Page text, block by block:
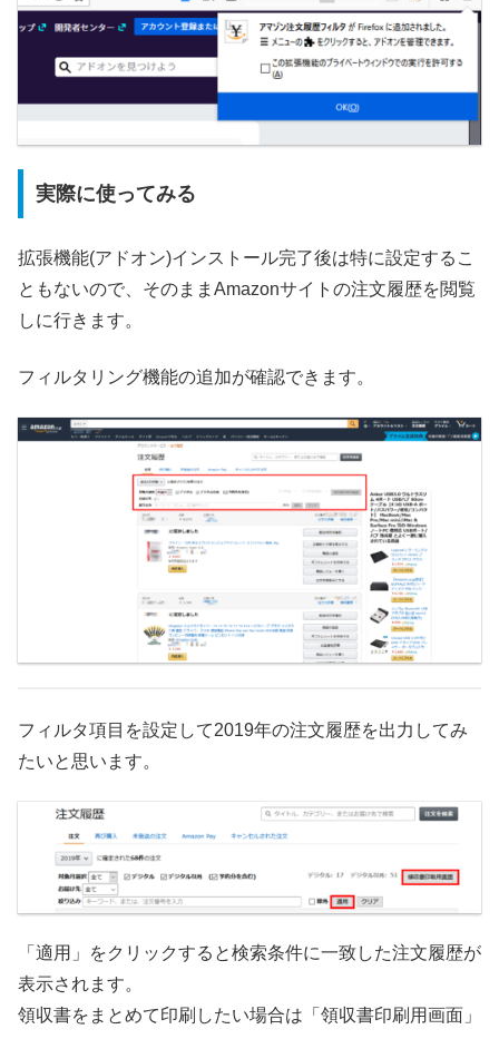
実際に使ってみる
拡張機能(アドオン)インストール完了後は特に設定するこ
ともないので、そのままAmazonサイトの注文履歴を閲覧
しに行きます。
フィルタリング機能の追加が確認できます。
フィルタ項目を設定して2019年の注文履歴を出力してみ
たいと思います。
「適用」をクリックすると検索条件に一致した注文履歴が
表示されます。
領収書をまとめて印刷したい場合は「領収書印刷用画面」